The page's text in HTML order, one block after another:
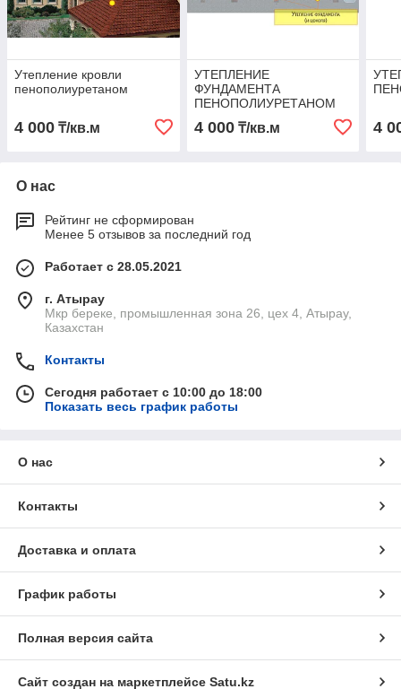
Утепление кровли
пенополиуретаном
4 000 ₸/кв.м
УТЕПЛЕНИЕ
ФУНДАМЕНТА
ПЕНОПОЛИУРЕТАНОМ
4 000₸/кв.м 4
О нас
Рейтинг не сформирован
Менее 5 отзывов за последний год
Работает с 28.05.2021
г. Атырау
Мкр береке, промышленная зона 26, цех 4, Атырау,
Казахстан
Контакты
Сегодня работает с 10:00 до 18:00
Показать весь график работы
О нас
Контакты
Доставка и оплата
График работы
Полная версия сайта
Сайт создан на маркетплейсе Satu.kz